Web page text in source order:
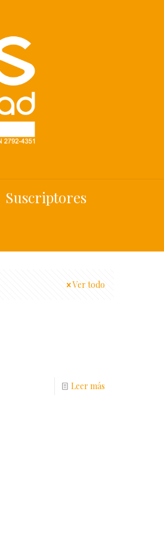
Suscriptores
Ver todo
Leer más